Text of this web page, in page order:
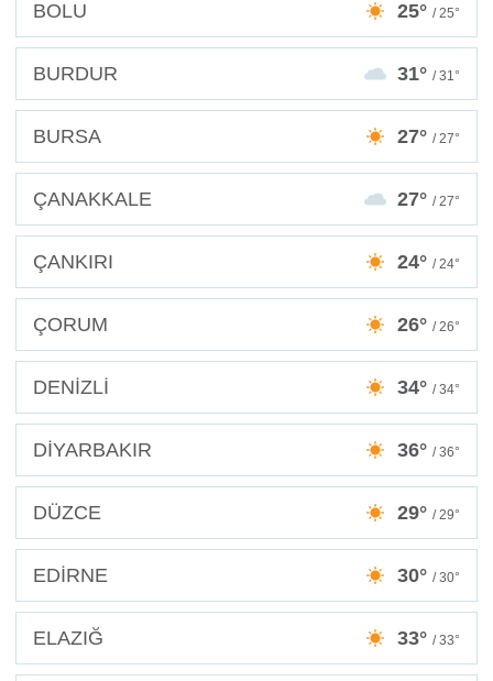
BOLU 25° / 25°
BURDUR 31° / 31°
BURSA 27° / 27°
ÇANAKKALE 27° / 27°
ÇANKIRI 24° / 24°
ÇORUM 26° / 26°
DENİZLİ 34° / 34°
DİYARBAKIR 36° / 36°
DÜZCE 29° / 29°
EDİRNE 30° / 30°
ELAZIĞ 33° / 33°